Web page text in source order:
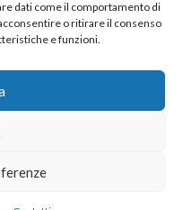
dati come il comportamento di
o ritirare il consenso
e funzioni.
Cookies